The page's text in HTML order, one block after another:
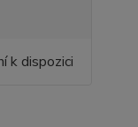
k dispozici